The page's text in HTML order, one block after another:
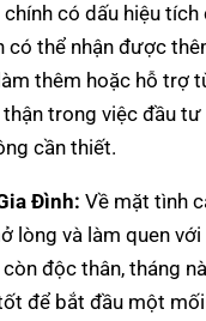
chính có dấu hiệu
có thể nhận được
thêm hoặc hỗ trợ
thận trong việc đầu
cần thiết.
Đình: Về mặt tình
lòng và làm quen
độc thân, tháng
để bắt đầu một